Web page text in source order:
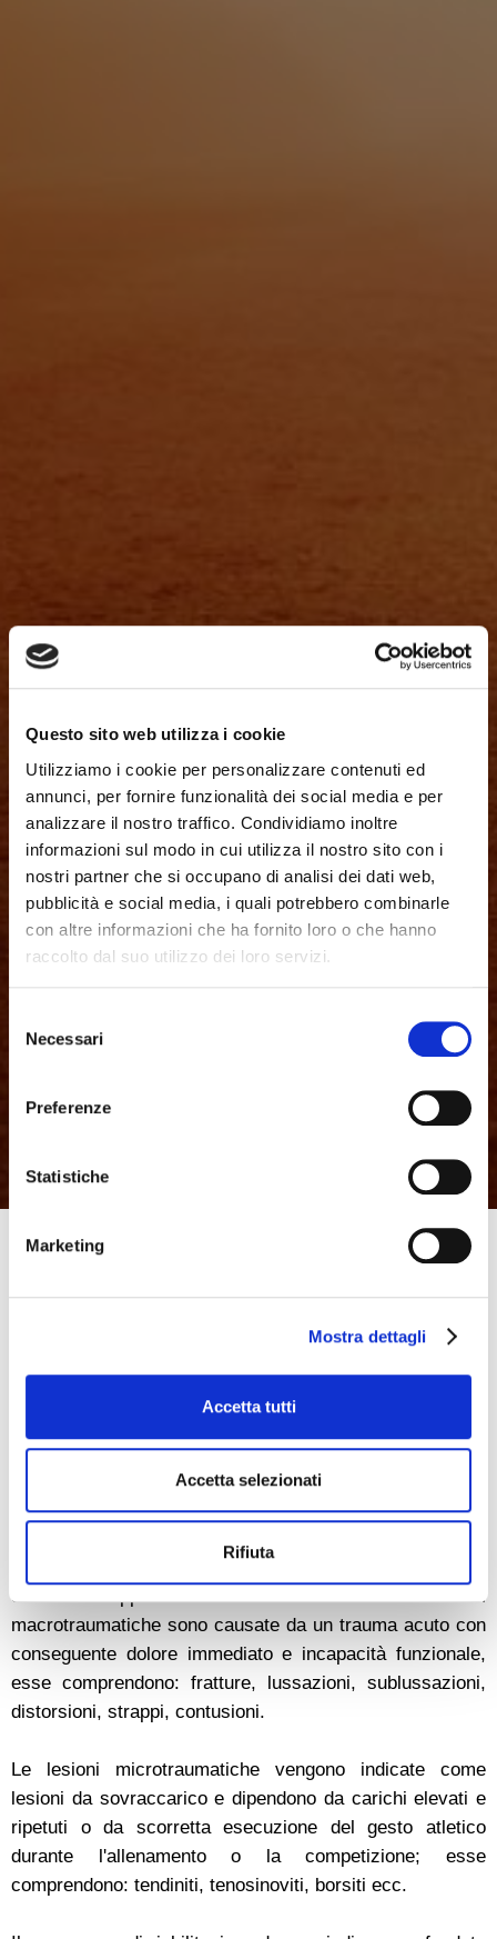
Questo sito web utilizza i cookie
Utilizziamo i cookie per personalizzare contenuti ed
annunci, per fornire funzionalità dei social media e per
analizzare il nostro traffico. Condividiamo inoltre
informazioni sul modo in cui utilizza il nostro sito con i
nostri partner che si occupano di analisi dei dati web,
pubblicità e social media, i quali potrebbero combinarle
con altre informazioni che ha fornito loro o che hanno
raccolto dal suo utilizzo dei loro servizi.
delNecessari
Preferenze
Statistiche
Marketing
Mostra dettagli
Accetta tutti
Accetta selezionati
Rifiuta
dopo un infortunio di carattere sportivo. In caso di
Questo deve basarsi in primo luogo sulla risposta
fisiologica dei vari tessuti a una lesione, e sulla
comprensione dei meccanismi della guarigione.
carico dell'apparato muscolo scheletrico. Le lesioni
macrotraumatiche sono causate da un trauma acuto con
conseguente dolore immediato e incapacità funzionale,
esse comprendono: fratture, lussazioni, sublussazioni,
distorsioni, strappi, contusioni.
Le lesioni microtraumatiche vengono indicate come
lesioni da sovraccarico e dipendono da carichi elevati e
ripetuti o da scorretta esecuzione del gesto atletico
durante l'allenamento o la competizione; esse
comprendono: tendiniti, tenosinoviti, borsiti ecc.